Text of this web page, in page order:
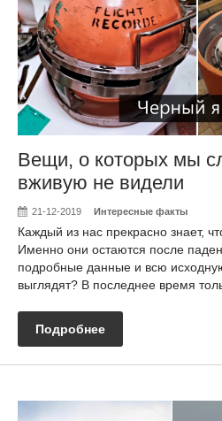
Вещи, о которых мы
вживую не видели
21-12-2019 Интересные факты
Каждый из нас прекрасно знает,
Именно они остаются после
подробные данные и всю
выглядят? В последнее время
Подробнее